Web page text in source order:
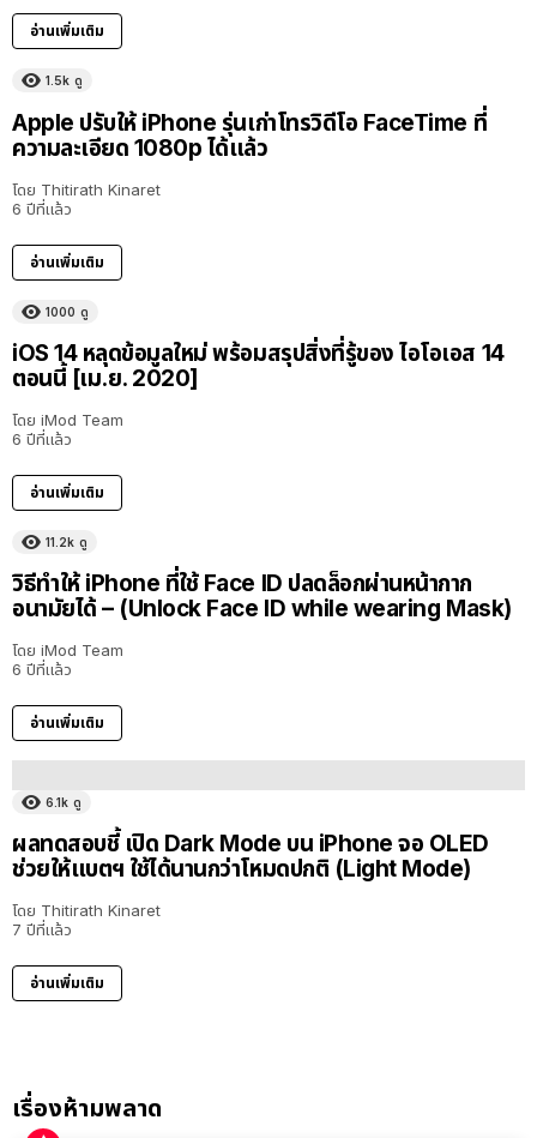
อ่านเพิ่มเติม
1.5k ดู
Apple ปรับให้ iPhone รุ่นเก่าโทรวิดีโอ FaceTime ที่
ความละเอียด 1080p ได้แล้ว
โดย Thitirath Kinaret
6 ปีที่แล้ว
อ่านเพิ่มเติม
1000 ดู
iOS 14 หลุดข้อมูลใหม่ พร้อมสรุปสิ่งที่รู้ของ ไอโอเอส 14
ตอนนี้ [เม.ย. 2020]
โดย iMod Team
6 ปีที่แล้ว
อ่านเพิ่มเติม
11.2k ดู
วิธีทำให้ iPhone ที่ใช้ Face ID ปลดล็อกผ่านหน้ากาก
อนามัยได้ – (Unlock Face ID while wearing Mask)
โดย iMod Team
6 ปีที่แล้ว
อ่านเพิ่มเติม
6.1k ดู
ผลทดสอบชี้ เปิด Dark Mode บน iPhone จอ OLED
ช่วยให้แบตฯ ใช้ได้นานกว่าโหมดปกติ (Light Mode)
โดย Thitirath Kinaret
7 ปีที่แล้ว
อ่านเพิ่มเติม
เรื่องห้ามพลาด